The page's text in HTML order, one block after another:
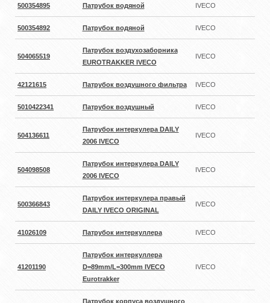
500354895 Патрубок водяной IVECO
500354892 Патрубок водяной IVECO
504065519
Патрубок воздухозаборника
EUROTRAKKER IVECO
IVECO
42121615 Патрубок воздушного фильтра IVECO
5010422341 Патрубок воздушный IVECO
504136611
Патрубок интеркулера DAILY
2006 IVECO
IVECO
504098508
Патрубок интеркулера DAILY
2006 IVECO
IVECO
500366843
Патрубок интеркулера правый
DAILY IVECO ORIGINAL
IVECO
41026109 Патрубок интеркуллера IVECO
41201190
Патрубок интеркуллера
D=89mm/L=300mm IVECO
Eurotrakker
IVECO
Патрубок корпуса воздушного